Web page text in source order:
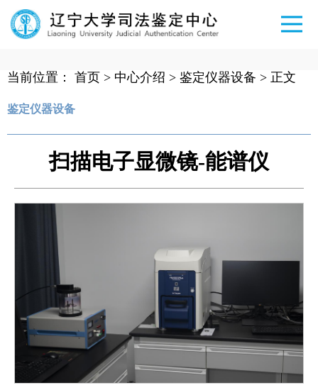
当前位置： 首页 > 中心介绍 > 鉴定仪器设备 > 正文
鉴定仪器设备
扫描电子显微镜-能谱仪